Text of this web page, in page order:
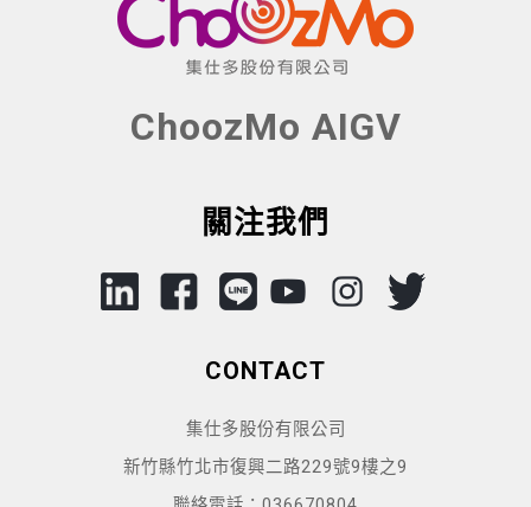
ChoozMo AIGV
關注我們
CONTACT
集仕多股份有限公司
新竹縣竹北市復興二路229號9樓之9